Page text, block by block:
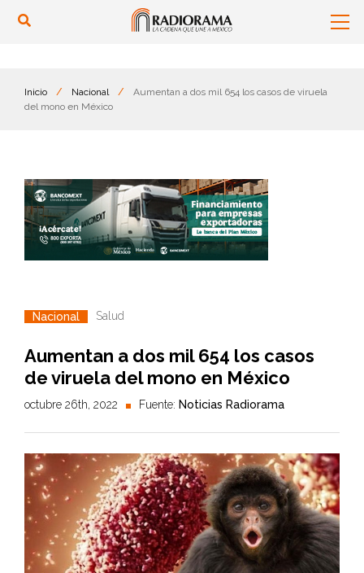
Inicio / Nacional /
Aumentan a dos mil 654 los casos de viruela
del mono en México
Nacional Salud
Aumentan a dos mil 654 los casos
de viruela del mono en México
octubre 26th, 2022 Fuente: Noticias Radiorama